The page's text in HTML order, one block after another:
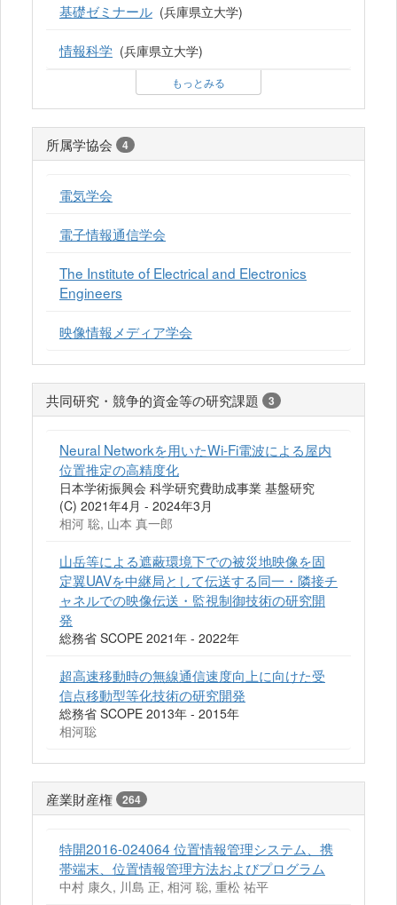
基礎ゼミナール (兵庫県立大学)
情報科学 (兵庫県立大学)
もっとみる
所属学協会 4
電気学会
電子情報通信学会
The Institute of Electrical and Electronics
Engineers
映像情報メディア学会
共同研究・競争的資金等の研究課題 3
Neural Networkを用いたWi-Fi電波による屋内
位置推定の高精度化
日本学術振興会 科学研究費助成事業 基盤研究
(C) 2021年4月 - 2024年3月
相河 聡, 山本 真一郎
山岳等による遮蔽環境下での被災地映像を固
定翼UAVを中継局として伝送する同一・隣接チ
ャネルでの映像伝送・監視制御技術の研究開
発
総務省 SCOPE 2021年 - 2022年
超高速移動時の無線通信速度向上に向けた受
信点移動型等化技術の研究開発
総務省 SCOPE 2013年 - 2015年
相河聡
産業財産権 264
特開2016-024064 位置情報管理システム、携
帯端末、位置情報管理方法およびプログラム
中村 康久, 川島 正, 相河 聡, 重松 祐平